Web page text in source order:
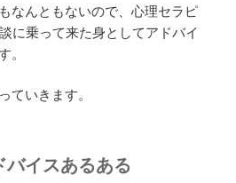
なんともないので、心理セラピ
に乗って来た身としてアドバイ
。
ていきます。
バイスあるある